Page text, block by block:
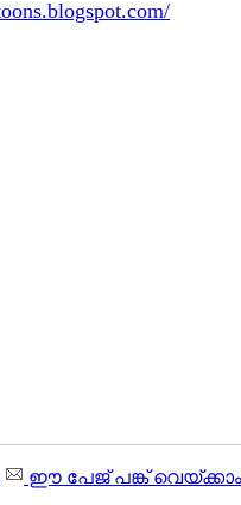
ഈ പേജ് പങ്ക് വെയ്ക്കാം